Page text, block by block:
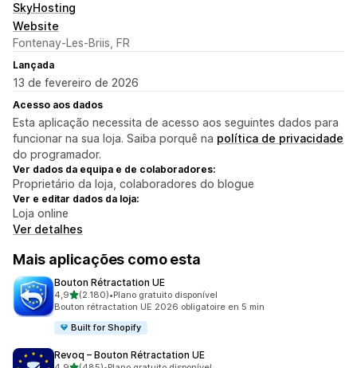
SkyHosting
Website
Fontenay-Les-Briis, FR
Lançada
13 de fevereiro de 2026
Acesso aos dados
Esta aplicação necessita de acesso aos seguintes dados para
funcionar na sua loja. Saiba porquê na política de privacidade
do programador.
Ver dados da equipa e de colaboradores:
Proprietário da loja, colaboradores do blogue
Ver e editar dados da loja:
Loja online
Ver detalhes
Mais aplicações como esta
Bouton Rétractation UE
4,9de 5 estrelas
(2.180)
2180 total de avaliações
•Plano gratuito disponível
Bouton rétractation UE 2026 obligatoire en 5 min
Built for Shopify
Revoq – Bouton Rétractation UE